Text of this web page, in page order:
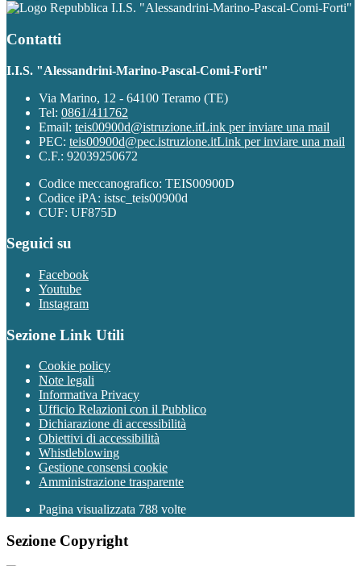
I.I.S. "Alessandrini-Marino-Pascal-Comi-Forti"
Contatti
I.I.S. "Alessandrini-Marino-Pascal-Comi-Forti"
Via Marino, 12 - 64100 Teramo (TE)
Tel: 0861/411762
Email: teis00900d@istruzione.itLink per inviare una mail
PEC: teis00900d@pec.istruzione.itLink per inviare una mail
C.F.: 92039250672
Codice meccanografico: TEIS00900D
Codice iPA: istsc_teis00900d
CUF: UF875D
Seguici su
Facebook
Youtube
Instagram
Sezione Link Utili
Cookie policy
Note legali
Informativa Privacy
Ufficio Relazioni con il Pubblico
Dichiarazione di accessibilità
Obiettivi di accessibilità
Whistleblowing
Gestione consensi cookie
Amministrazione trasparente
Pagina visualizzata 788 volte
Sezione Copyright